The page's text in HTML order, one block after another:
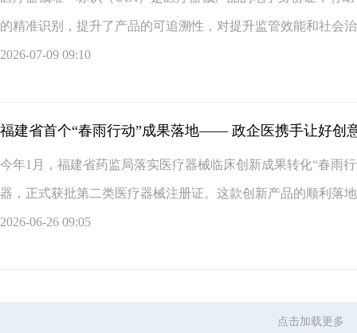
的精准识别，提升了产品的可追溯性，对提升监管效能和社会
2026-07-09 09:10
福建省首个“春雨行动”成果落地—— 政企医携手让好创
今年1月，福建省药监局落实医疗器械临床创新成果转化“春
器，正式获批第二类医疗器械注册证。这款创新产品的顺利落
2026-06-26 09:05
点击加载更多